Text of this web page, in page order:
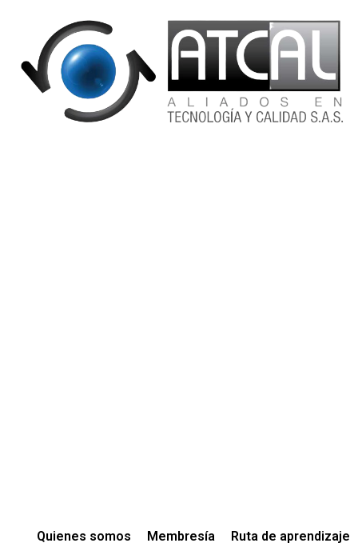
Quienes somos Membresía Ruta de aprendizaje